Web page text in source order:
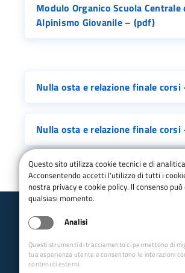
Modulo Organico Scuola Centrale
Alpinismo Giovanile – (pdf)
Nulla osta e relazione finale
Nulla osta e relazione finale corsi
Club Alpino Italiano
email CCAG:
Questo sito utilizza cookie tecnici e di
Acconsentendo accetti l'utilizzo di tutti i
nostra privacy e cookie policy. Il consenso
qualsiasi momento.
Analisi
Questi strumenti di tracciamento ci permettono di
tua esperienza utente e consentono le interazioni
contenuti esterni.